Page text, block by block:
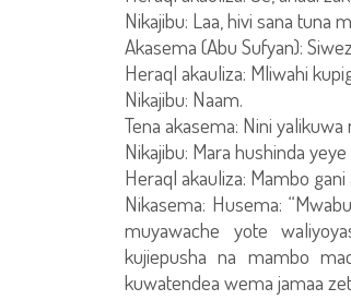
Nikajibu: Laa, hivi sana tuna
Akasema (Abu Sufyan):
Heraql akauliza: Mliwahi
Nikajibu: Naam.
Tena akasema: Nini
Nikajibu: Mara hushinda
Heraql akauliza: Mambo
Nikasema: Husema:
muyawache yote
kujiepusha na mambo
kuwatendea wema jamaa